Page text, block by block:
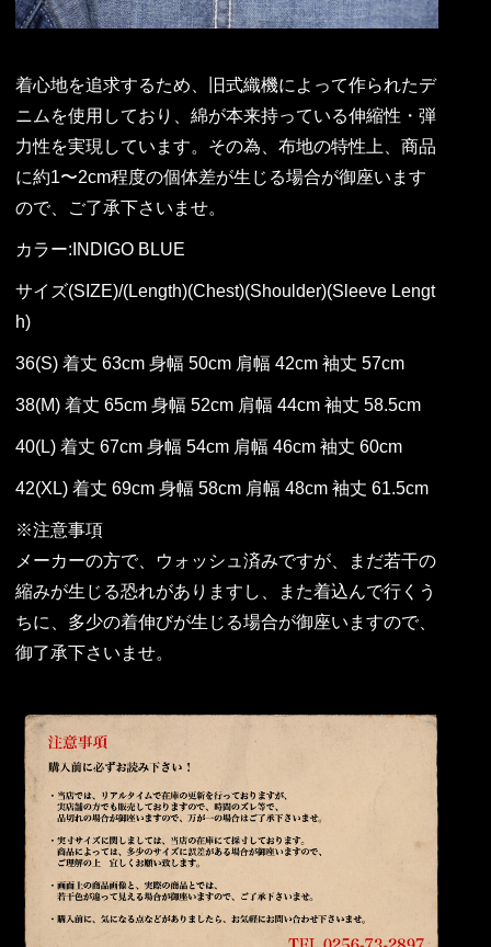
着心地を追求するため、旧式織機によって作られたデ
ニムを使用しており、綿が本来持っている伸縮性・弾
力性を実現しています。その為、布地の特性上、商品
に約1〜2cm程度の個体差が生じる場合が御座います
ので、ご了承下さいませ。
カラー:INDIGO BLUE
サイズ(SIZE)/(Length)(Chest)(Shoulder)(Sleeve Lengt
h)
36(S) 着丈 63cm 身幅 50cm 肩幅 42cm 袖丈 57cm
38(M) 着丈 65cm 身幅 52cm 肩幅 44cm 袖丈 58.5cm
40(L) 着丈 67cm 身幅 54cm 肩幅 46cm 袖丈 60cm
42(XL) 着丈 69cm 身幅 58cm 肩幅 48cm 袖丈 61.5cm
※注意事項
メーカーの方で、ウォッシュ済みですが、まだ若干の
縮みが生じる恐れがありますし、また着込んで行くう
ちに、多少の着伸びが生じる場合が御座いますので、
御了承下さいませ。